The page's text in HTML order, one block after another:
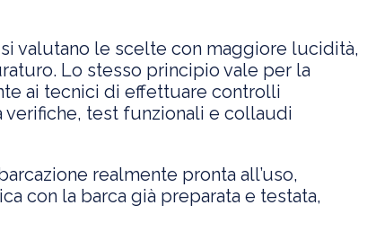
valutano le scelte con maggiore lucidità,
Lo stesso principio vale per la
ai tecnici di effettuare controlli
test funzionali e collaudi
realmente pronta all’uso,
con la barca già preparata e testata,